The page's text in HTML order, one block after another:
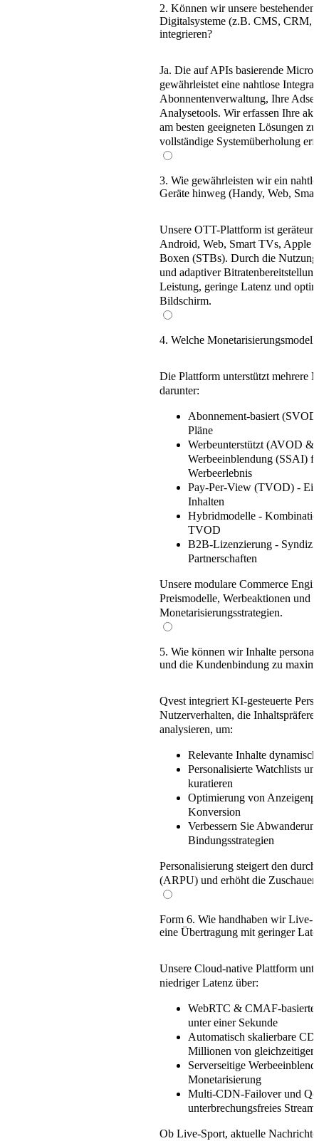
2. Können wir unsere
Digitalsysteme (z.B. CMS, CRM,
integrieren?
Ja. Die aufAPIs basierende
gewährleistet eine nahtlose
Abonnentenverwaltung, Ihre
Analysetools. Wir erfassen Ihre
am besten geeigneten Lösungen
vollständige Systemüberholung
3. Wie gewährleisten wir ein
Geräte hinweg (Handy, Web,
Unsere OTT-Plattform ist
Android, Web, Smart TVs, Apple
Boxen (STBs). Durch die
und adaptiver Bitratenbereitstellung
Leistung, geringe Latenz und
Bildschirm.
4. Welche
Die Plattform unterstützt mehrere
darunter:
Abonnement-basiert
Pläne
Werbeunterstützt (AVOD &
Werbeeinblendung (SSAI)
Werbeerlebnis
Pay-Per-View (TVOD) -
Inhalten
Hybridmodelle -
TVOD
B2B-Lizenzierung -
Partnerschaften
Unsere modulare Commerce
Preismodelle, Werbeaktionen und
Monetarisierungsstrategien.
5. Wie können wir Inhalte
und die Kundenbindung zu
Qvest integriert KI-gesteuerte
Nutzerverhalten, die
analysieren, um:
Relevante Inhalte
Personalisierte Watchlists
kuratieren
Optimierung von
Konversion
Verbessern Sie
Bindungsstrategien
Personalisierung steigert den
(ARPU) und erhöht die
Form 6. Wie handhaben wir Live-
eine Übertragung mit geringer
Unsere Cloud-native Plattform
niedriger Latenz über:
WebRTC & CMAF-
unter einer Sekunde
Automatisch skalierbare
Millionen von gleichzeitigen
Serverseitige
Monetarisierung
Multi-CDN-Failover und
unterbrechungsfreies
Ob Live-Sport, aktuelle